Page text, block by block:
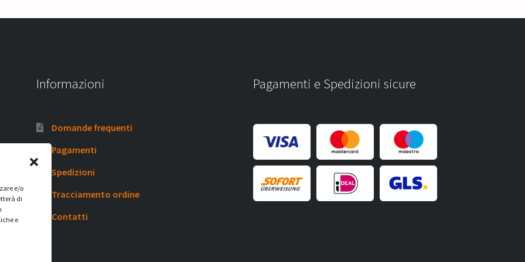
e/o
di
e
Informazioni
Domande frequenti
Pagamenti
Spedizioni
Tracciamento ordine
Contatti
Pagamenti e Spedizioni sicure